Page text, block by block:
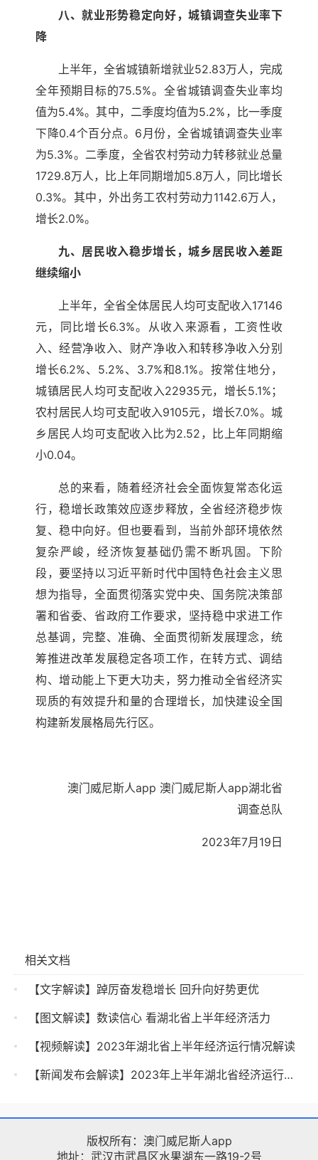
八、就业形势稳定向好，城镇调查失业率下
降
上半年，全省城镇新增就业52.83万人，完成
全年预期目标的75.5%。全省城镇调查失业率均
值为5.4%。其中，二季度均值为5.2%，比一季度
下降0.4个百分点。6月份，全省城镇调查失业率
为5.3%。二季度，全省农村劳动力转移就业总量
1729.8万人，比上年同期增加5.8万人，同比增长
0.3%。其中，外出务工农村劳动力1142.6万人，
增长2.0%。
九、居民收入稳步增长，城乡居民收入差距
继续缩小
上半年，全省全体居民人均可支配收入17146
元，同比增长6.3%。从收入来源看，工资性收
入、经营净收入、财产净收入和转移净收入分别
增长6.2%、5.2%、3.7%和8.1%。按常住地分，
城镇居民人均可支配收入22935元，增长5.1%；
农村居民人均可支配收入9105元，增长7.0%。城
乡居民人均可支配收入比为2.52，比上年同期缩
小0.04。
总的来看，随着经济社会全面恢复常态化运
行，稳增长政策效应逐步释放，全省经济稳步恢
复、稳中向好。但也要看到，当前外部环境依然
复杂严峻，经济恢复基础仍需不断巩固。下阶
段，要坚持以习近平新时代中国特色社会主义思
想为指导，全面贯彻落实党中央、国务院决策部
署和省委、省政府工作要求，坚持稳中求进工作
总基调，完整、准确、全面贯彻新发展理念，统
筹推进改革发展稳定各项工作，在转方式、调结
构、增动能上下更大功夫，努力推动全省经济实
现质的有效提升和量的合理增长，加快建设全国
构建新发展格局先行区。
澳门威尼斯人app 澳门威尼斯人app湖北省
调查总队
2023年7月19日
相关文档
【文字解读】踔厉奋发稳增长 回升向好势更优
【图文解读】数读信心 看湖北省上半年经济活力
【视频解读】2023年湖北省上半年经济运行情况解读
【新闻发布会解读】2023年上半年湖北省经济运行情况新闻发布会
版权所有：澳门威尼斯人app
地址：武汉市武昌区水果湖东一路19-2号